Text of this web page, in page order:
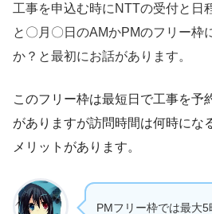
工事を申込む時にNTTの受付と日
と〇月〇日のAMかPMのフリー枠
か？と最初にお話があります。
このフリー枠は最短日で工事を予
がありますが訪問時間は何時にな
メリットがあります。
PMフリー枠では最大